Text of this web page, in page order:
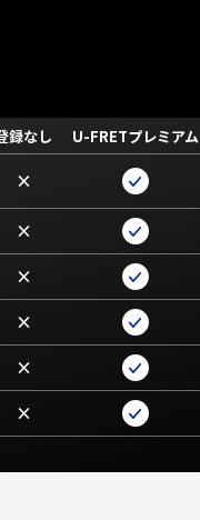
録なし U-FRETプレミアム
×
×
×
×
×
×